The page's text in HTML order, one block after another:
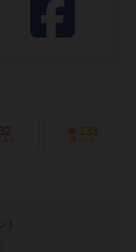
32
入り
133
持ってる
ト